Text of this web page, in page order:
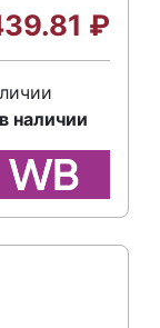
₽
наличии